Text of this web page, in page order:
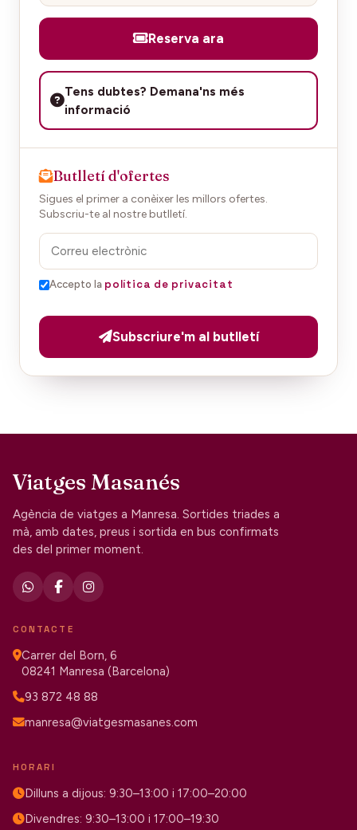
Reserva ara
Tens dubtes? Demana'ns més
informació
Butlletí d'ofertes
Sigues el primer a conèixer les millors ofertes.
Subscriu-te al nostre butlletí.
Accepto la política de privacitat
Subscriure'm al butlletí
Viatges Masanés
Agència de viatges a Manresa. Sortides triades a
mà, amb dates, preus i sortida en bus confirmats
des del primer moment.
CONTACTE
Carrer del Born, 6
08241 Manresa (Barcelona)
93 872 48 88
manresa@viatgesmasanes.com
HORARI
Dilluns a dijous: 9:30–13:00 i 17:00–20:00
Divendres: 9:30–13:00 i 17:00–19:30